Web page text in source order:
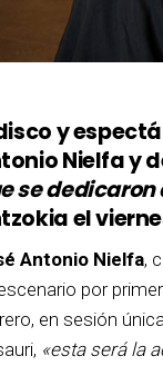
y
Nielfa y
se
el
Antonio Nielfa,
por
en sesión
«esta será la